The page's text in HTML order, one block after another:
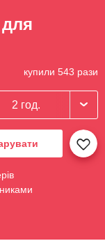
для
купили 543 рази
2 год.